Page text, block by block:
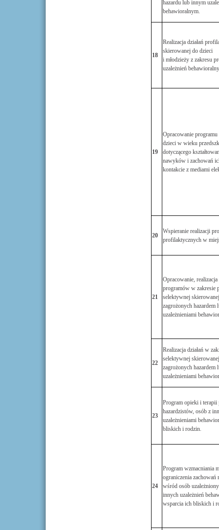
hazardu lub innym
behawioralnym.
18
Realizacja działań
skierowanej do dzieci
i młodzieży z zakresu
uzależnień
19
Opracowanie
dzieci w wieku
dotyczącego
nawyków i zachowań
kontakcie z mediami
20
Wspieranie realizacji
profilaktycznych w
21
Opracowanie, realizacja
programów w zakresie
selektywnej
zagrożonych hazardem
uzależnieniami
22
Realizacja działań w
selektywnej
zagrożonych hazardem
uzależnieniami
23
Program opieki i terapii
hazardzistów, osób z
uzależnieniami
bliskich i rodzin.
24
Program wzmacniania
ograniczenia
wśród osób
innych uzależnień
wsparcia ich bliskich i